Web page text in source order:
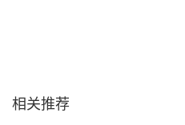
相关推荐